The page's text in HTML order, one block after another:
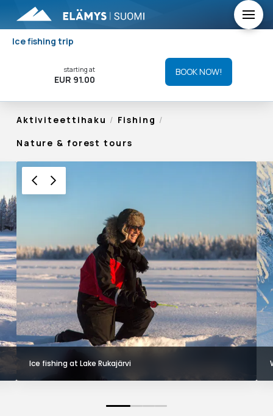
Ice fishing trip
starting at
EUR 91.00
BOOK NOW!
Aktiviteettihaku / Fishing /
Nature & forest tours
Ice fishing at Lake Rukajärvi
0 1 2 3